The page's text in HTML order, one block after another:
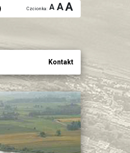
Czcionka: A AA
Kontakt